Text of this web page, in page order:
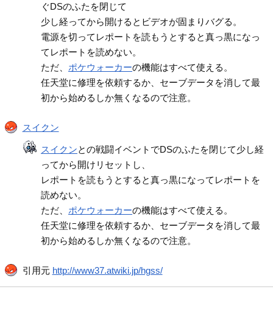
ぐDSのふたを閉じて
少し経ってから開けるとビデオが固まりバグる。
電源を切ってレポートを読もうとすると真っ黒になっ
てレポートを読めない。
ただ、 ポケウォーカーの機能はすべて使える。
任天堂に修理を依頼するか、セーブデータを消して最
初から始めるしか無くなるので注意。
スイクン
スイクンとの戦闘イベントでDSのふたを閉じて少し経
ってから開けリセットし、
レポートを読もうとすると真っ黒になってレポートを
読めない。
ただ、 ポケウォーカーの機能はすべて使える。
任天堂に修理を依頼するか、セーブデータを消して最
初から始めるしか無くなるので注意。
引用元 http://www37.atwiki.jp/hgss/